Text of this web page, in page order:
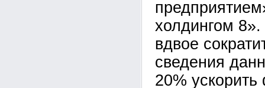
холдингом
вдвое
сведения
20%